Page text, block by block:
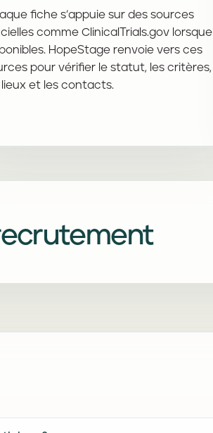
fiche s’appuie sur des sources
comme ClinicalTrials.gov lorsque
HopeStage renvoie vers ces
pour vérifier le statut, les critères,
lieux et les contacts.